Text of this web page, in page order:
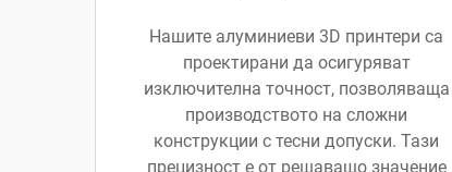
Нашите алуминиеви 3D принтери са
проектирани да осигуряват
изключителна точност, позволяваща
производството на сложни
конструкции с тесни допуски. Тази
прецизност е от решаващо значение